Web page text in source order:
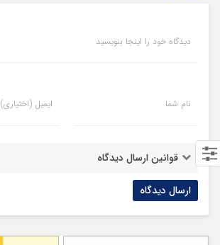
دیدگاه خود را اینجا بنویسید
نام شما ایمیل (اختیاری)
قوانین ارسال دیدگاه